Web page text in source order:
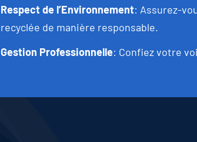
Respect de l’Environnement: Assurez-
recyclée de manière responsable.
Gestion Professionnelle: Confiez votre